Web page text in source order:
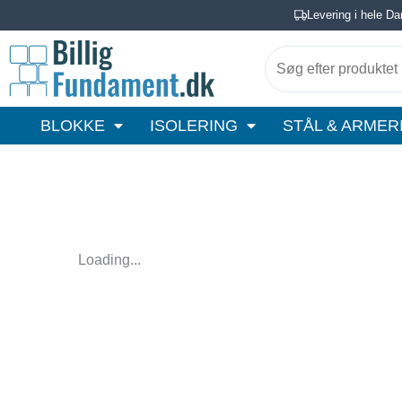
Levering i hele
til
indholdet
Søg
efter
her
…
BLOKKE ISOLERING STÅL &
Loading...